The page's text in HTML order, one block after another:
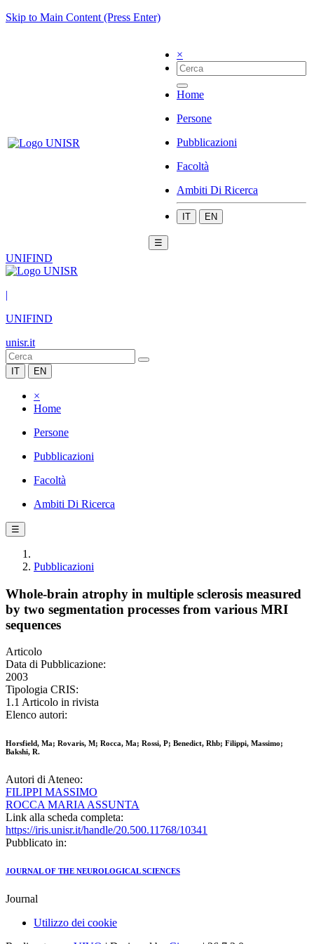
Skip to Main Content (Press Enter)
×
Home
Persone
Pubblicazioni
Facoltà
Ambiti Di Ricerca
IT EN
☰
UNIFIND
|
UNIFIND
unisr.it
IT EN
×
Home
Persone
Pubblicazioni
Facoltà
Ambiti Di Ricerca
☰
Pubblicazioni
Whole-brain atrophy in multiple sclerosis measured
by two segmentation processes from various MRI
sequences
Articolo
Data di Pubblicazione:
2003
Tipologia CRIS:
1.1 Articolo in rivista
Elenco autori:
Horsfield, Ma; Rovaris, M; Rocca, Ma; Rossi, P; Benedict, Rhb; Filippi, Massimo;
Bakshi, R.
Autori di Ateneo:
FILIPPI MASSIMO
ROCCA MARIA ASSUNTA
Link alla scheda completa:
https://iris.unisr.it/handle/20.500.11768/10341
Pubblicato in:
JOURNAL OF THE NEUROLOGICAL SCIENCES
Journal
Utilizzo dei cookie